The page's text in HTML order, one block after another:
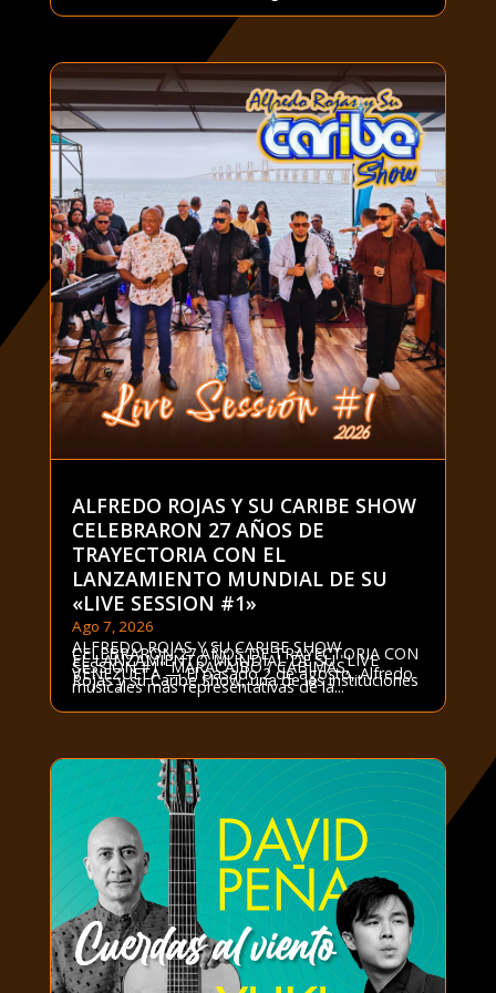
ALFREDO ROJAS Y SU CARIBE SHOW
CELEBRARON 27 AÑOS DE
TRAYECTORIA CON EL
LANZAMIENTO MUNDIAL DE SU
«LIVE SESSION #1»
Ago 7, 2026
ALFREDO ROJAS Y SU CARIBE SHOW
CELEBRARON 27 AÑOS DE TRAYECTORIA CON
EL LANZAMIENTO MUNDIAL DE SU "LIVE
SESSION #1" MARACAIBO / CABIMAS,
VENEZUELA — El pasado 2 de agosto, Alfredo
Rojas y su Caribe Show, una de las instituciones
musicales más representativas de la...